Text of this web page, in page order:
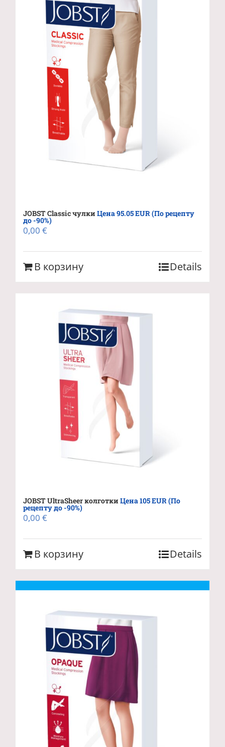
JOBST Classic чулки Цена 95.05 EUR (По рецепту
до -90%)
0,00 €
В корзину Details
JOBST UltraSheer колготки Цена 105 EUR (По
рецепту до -90%)
0,00 €
В корзину Details